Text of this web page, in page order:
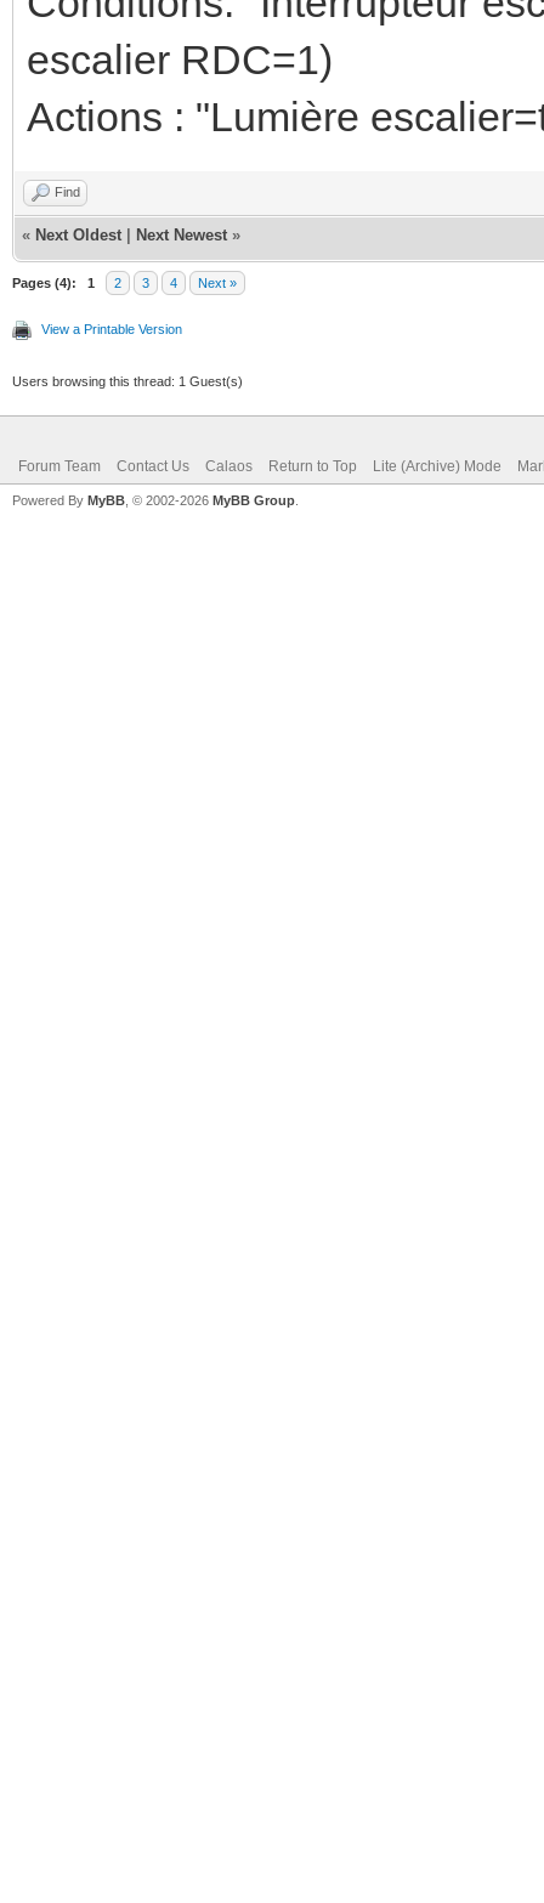
escalier RDC=1)
Actions : "Lumière
Find
« Next Oldest Next Newest »
Pages (4): 1 2 3 4 Next »
View a Printable Version
Users browsing this thread: 1 Guest(s)
Forum Team Contact Us Calaos Return to Top Lite (Archive) Mode
Powered By MyBB , © 2002-2026 MyBB Group